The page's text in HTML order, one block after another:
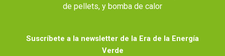
de pellets, y bomba de calor
Suscríbete a la newsletter de la Era de la Energía
Verde